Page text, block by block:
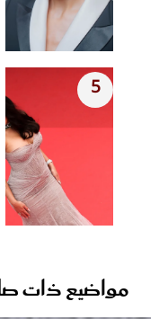
5
مواضيع ذات